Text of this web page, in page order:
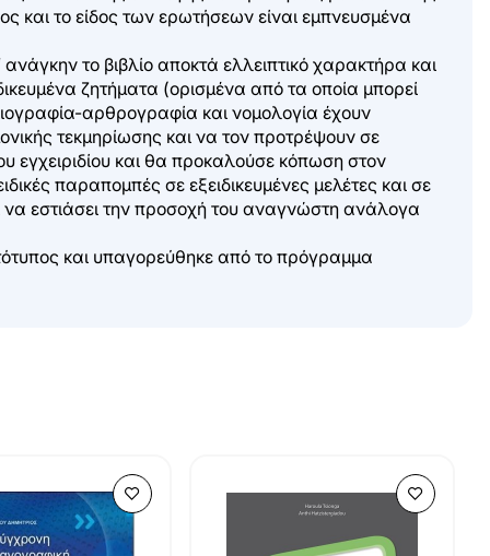
και το είδος των ερωτήσεων είναι εμπνευσμένα
ανάγκην το βιβλίο αποκτά ελλειπτικό χαρακτήρα και
ζητήματα (ορισμένα από τα οποία μπορεί
αρθρογραφία και νομολογία έχουν
τεκμηρίωσης και να τον προτρέψουν σε
εγχειριδίου και θα προκαλούσε κόπωση στον
παραπομπές σε εξειδικευμένες μελέτες και σε
εστιάσει την προσοχή του αναγνώστη ανάλογα
και υπαγορεύθηκε από το πρόγραμμα